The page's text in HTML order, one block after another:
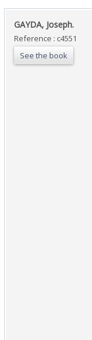
‎GAYDA, Joseph.‎
Reference : c4551
See the book